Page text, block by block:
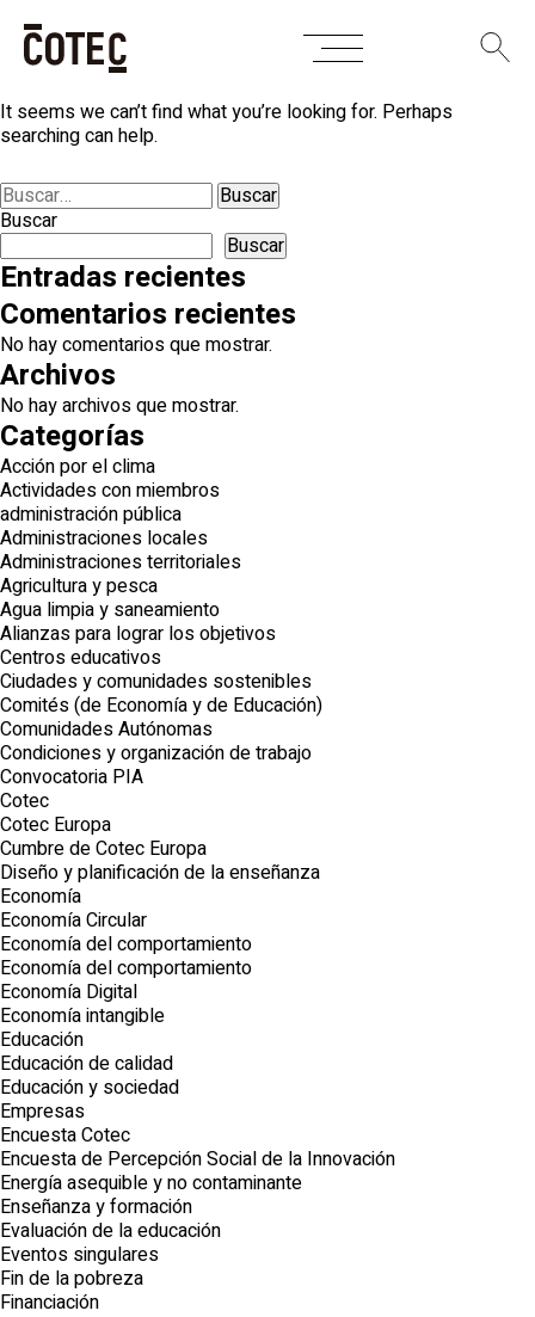
SkipNothing Found
It seems we can’t find what you’re looking for. Perhaps
searching can help.
Buscar:
Buscar
Buscar
Entradas recientes
Comentarios recientes
No hay comentarios que mostrar.
Archivos
No hay archivos que mostrar.
Categorías
Acción por el clima
Actividades con miembros
administración pública
Administraciones locales
Administraciones territoriales
Agricultura y pesca
Agua limpia y saneamiento
Alianzas para lograr los objetivos
Centros educativos
Ciudades y comunidades sostenibles
Comités (de Economía y de Educación)
Comunidades Autónomas
Condiciones y organización de trabajo
Convocatoria PIA
Cotec
Cotec Europa
Cumbre de Cotec Europa
Diseño y planificación de la enseñanza
Economía
Economía Circular
Economía del comportamiento
Economía del comportamiento
Economía Digital
Economía intangible
Educación
Educación de calidad
Educación y sociedad
Empresas
Encuesta Cotec
Encuesta de Percepción Social de la Innovación
Energía asequible y no contaminante
Enseñanza y formación
Evaluación de la educación
Eventos singulares
Fin de la pobreza
Financiación